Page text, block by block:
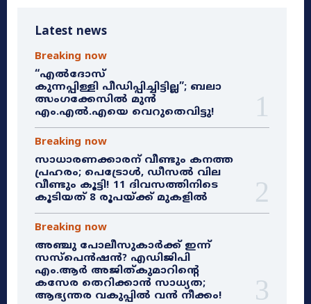
Latest news
Breaking now
“എൽദോസ്
കുന്നപ്പിള്ളി പീഡിപ്പിച്ചിട്ടില്ല”; ബലാ
ത്സംഗക്കേസിൽ മുൻ
എം.എൽ.എയെ വെറുതെവിട്ടു!
Breaking now
സാധാരണക്കാരന് വീണ്ടും കനത്ത
പ്രഹരം; പെട്രോൾ, ഡീസൽ വില
വീണ്ടും കൂട്ടി! 11 ദിവസത്തിനിടെ
കൂടിയത് 8 രൂപയ്ക്ക് മുകളിൽ
Breaking now
അഞ്ചു പോലീസുകാർക്ക് ഇന്ന്
സസ്‌പെൻഷൻ? എഡിജിപി
എം.ആർ അജിത്കുമാറിൻ്റെ
കസേര തെറിക്കാൻ സാധ്യത;
ആഭ്യന്തര വകുപ്പിൽ വൻ നീക്കം!